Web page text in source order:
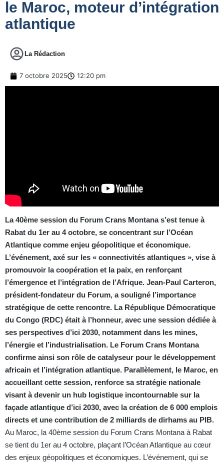
le Maroc, moteur d’intégration
atlantique
La Rédaction
7 octobre 2025 12:20 pm
La 40ème session du Forum Crans Montana s’est tenue à
Rabat du 1er au 4 octobre, se concentrant sur l’Océan
Atlantique comme enjeu géopolitique et économique.
L’événement, axé sur les « connectivités atlantiques », vise à
promouvoir la coopération et la paix, en renforçant
l’émergence et l’intégration de l’Afrique. Jean-Paul Carteron,
président-fondateur du Forum, a souligné l’importance
stratégique de cette rencontre. La République Démocratique
du Congo (RDC) était à l’honneur, avec une session dédiée à
ses perspectives d’ici 2030, notamment dans les mines,
l’énergie et l’industrialisation. Le Forum Crans Montana
confirme ainsi son rôle de catalyseur pour le développement
africain et l’intégration atlantique. Parallèlement, le Maroc, en
accueillant cette session, renforce sa stratégie nationale
visant à devenir un hub logistique incontournable sur la
façade atlantique d’ici 2030, avec la création de 6 000 emplois
directs et une contribution de 2 milliards de dirhams au PIB.
Au Maroc, la 40ème session du Forum Crans Montana à Rabat
se tient du 1er au 4 octobre, plaçant l’Océan Atlantique au cœur
des enjeux géopolitiques et économiques. L’événement, qui se